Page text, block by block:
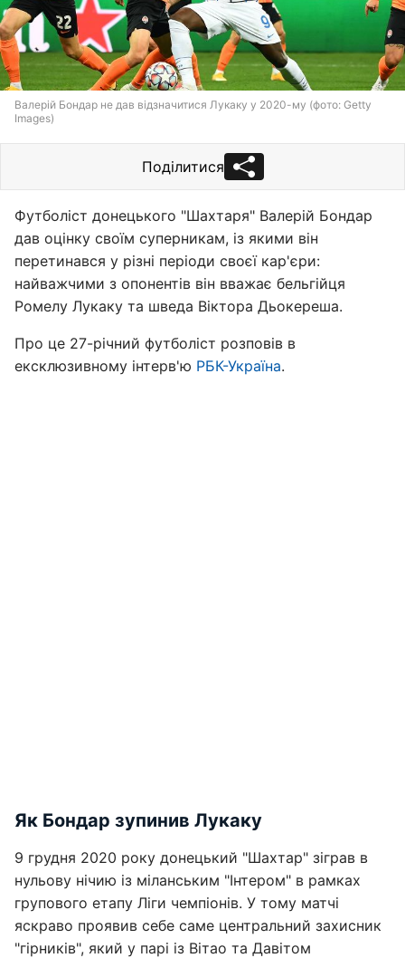
Валерій Бондар не дав відзначитися Лукаку у 2020-му (фото: Getty
Images)
Поділитися
Футболіст донецького "Шахтаря" Валерій Бондар
дав оцінку своїм суперникам, із якими він
перетинався у різні періоди своєї кар'єри:
найважчими з опонентів він вважає бельгійця
Ромелу Лукаку та шведа Віктора Дьокереша.
Про це 27-річний футболіст розповів в
ексклюзивному інтерв'ю РБК-Україна.
Як Бондар зупинив Лукаку
9 грудня 2020 року донецький "Шахтар" зіграв в
нульову нічию із міланським "Інтером" в рамках
групового етапу Ліги чемпіонів. У тому матчі
яскраво проявив себе саме центральний захисник
"гірників", який у парі із Вітао та Давітом